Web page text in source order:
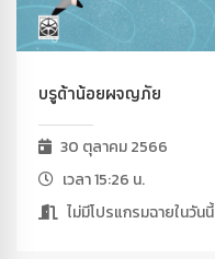
บรูด้าน้อยผจญภัย
30 ตุลาคม 2566
เวลา 15:26 น.
ไม่มีโปรแกรมฉายในวันนี้